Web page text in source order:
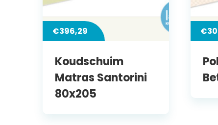
€396,29
Koudschuim
Matras Santorini
80x205
€